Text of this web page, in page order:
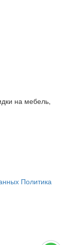
на мебель,
Политика